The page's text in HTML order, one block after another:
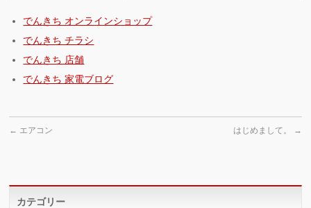
でんきち オンラインショップ
でんきち チラシ
でんきち 店舗
でんきち 家電ブログ
← エアコン はじめまして。 →
カテゴリー